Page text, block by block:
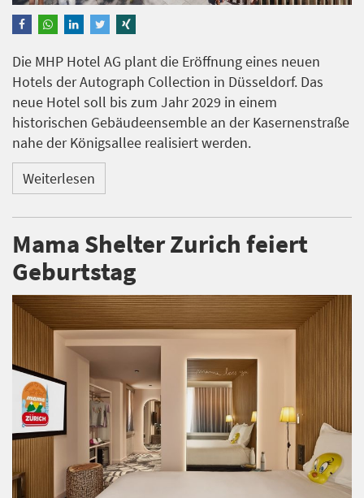
Die MHP Hotel AG plant die Eröffnung eines neuen
Hotels der Autograph Collection in Düsseldorf. Das
neue Hotel soll bis zum Jahr 2029 in einem
historischen Gebäudeensemble an der Kasernenstraße
nahe der Königsallee realisiert werden.
Weiterlesen
Mama Shelter Zurich feiert
Geburtstag